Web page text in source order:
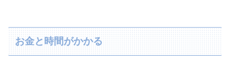
お金と時間がかかる